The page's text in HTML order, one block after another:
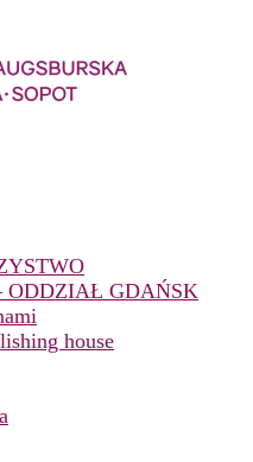
ODDZIAŁ GDAŃSK
house